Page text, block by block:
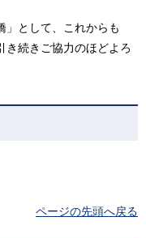
」として、これからも
き続きご協力のほどよろ
ページの先頭へ戻る